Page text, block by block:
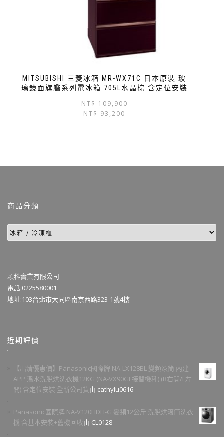
MITSUBISHI 三菱冰箱 MR-WX71C 日本原裝 玻
璃鏡面旗艦系列電冰箱 705L水晶棕 含定位安裝
NT$109,900
NT$ 93,200
商品分類
穎科實業有限公司
電話:0225580001
地址:103台北市大同區南京西路323-1號4樓
近期評價
【出清優惠價】Panasonic國際牌 NA-LX128BL 變頻滾筒 內建
APP 溫水洗脫烘洗衣機12KG (NA-VX90GL接替機種) (R右開/L左
開) 含定位安裝 全新公司貨由 cathylu0616
Panasonic國際牌 NA-V120HDH-G 變頻12公斤 洗脫烘滾筒洗衣
機 含基本安裝+舊機回收由 CL0128